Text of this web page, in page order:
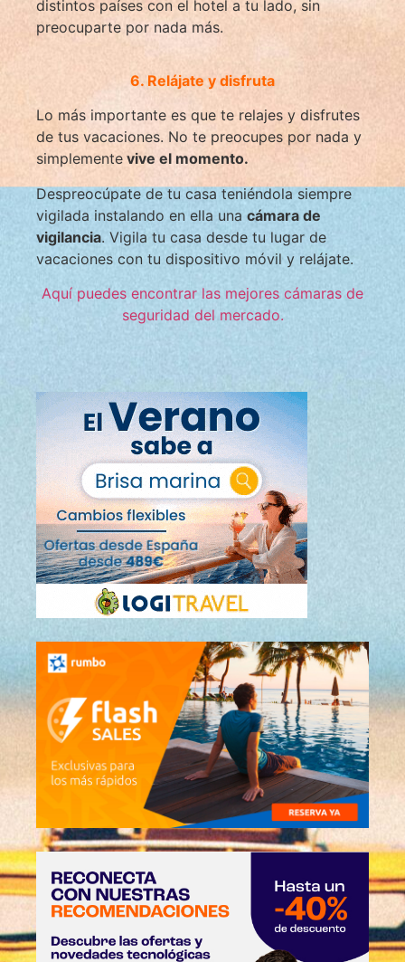
distintos países con el hotel a tu lado, sin
preocuparte por nada más.
6. Relájate y disfruta
Lo más importante es que te relajes y disfrutes
de tus vacaciones. No te preocupes por nada y
simplemente vive el momento.
Despreocúpate de tu casa teniéndola siempre
vigilada instalando en ella una cámara de
vigilancia. Vigila tu casa desde tu lugar de
vacaciones con tu dispositivo móvil y relájate.
Aquí puedes encontrar las mejores cámaras de
seguridad del mercado.